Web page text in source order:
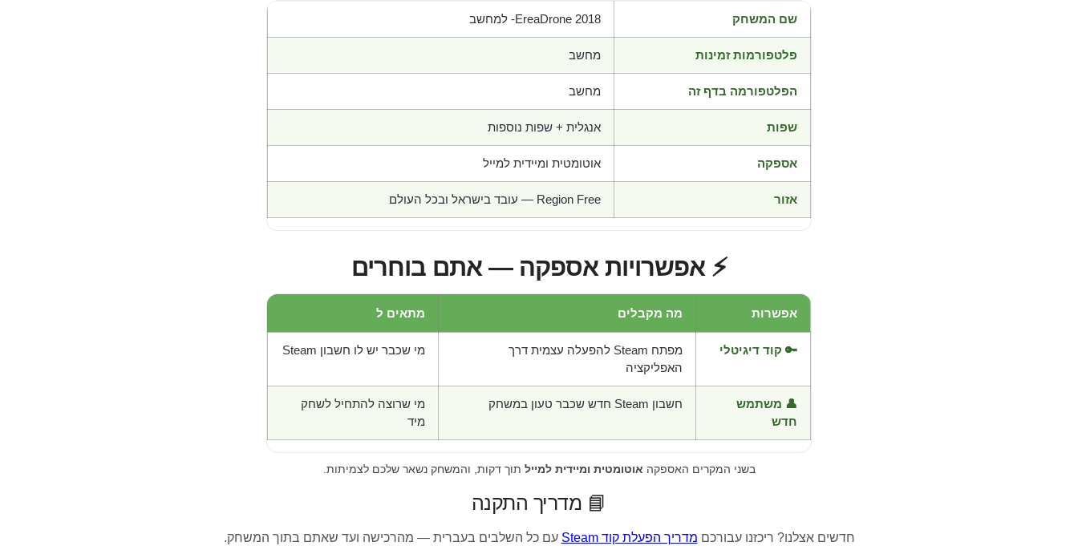
שם המשחק EreaDrone 2018- למחשב
פלטפורמות זמינות מחשב
הפלטפורמה בדף זה מחשב
שפות אנגלית + שפות נוספות
אספקה אוטומטית ומיידית למייל
אזור Region Free — עובד בישראל ובכל העולם
⚡ אפשרויות אספקה — אתם בוחרים
אפשרות מה מקבלים מתאים ל
🔑 קוד דיגיטלי
מפתח Steam להפעלה עצמית דרך
האפליקציה
מי שכבר יש לו חשבון Steam
👤 משתמש
חדש
חשבון Steam חדש שכבר טעון במשחק
מי שרוצה להתחיל לשחק
מיד
בשני המקרים האספקה אוטומטית ומיידית למייל תוך דקות, והמשחק נשאר שלכם לצמיתות.
📘 מדריך התקנה
חדשים אצלנו? ריכזנו עבורכם מדריך הפעלת קוד Steam עם כל השלבים בעברית — מהרכישה ועד שאתם בתוך המשחק.